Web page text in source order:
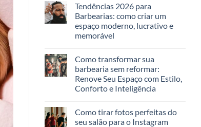
Tendências 2026 para
Barbearias: como criar um
espaço moderno, lucrativo e
memorável
Como transformar sua
barbearia sem reformar:
Renove Seu Espaço com Estilo,
Conforto e Inteligência
Como tirar fotos perfeitas do
seu salão para o Instagram